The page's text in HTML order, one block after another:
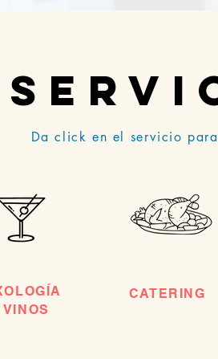
Da click en el servicio
VINOS
CATERING